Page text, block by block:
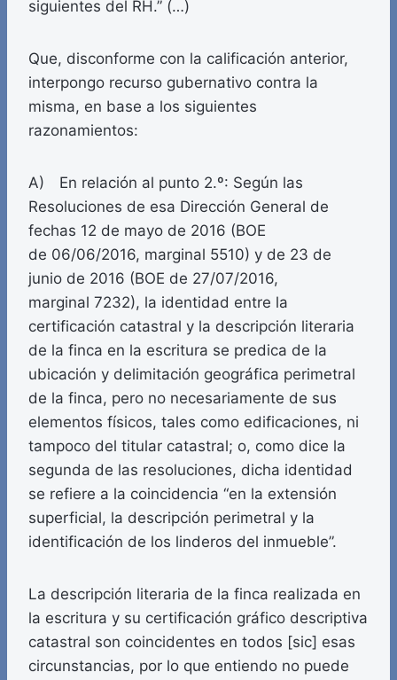
siguientes del RH.” (…)
Que, disconforme con la calificación anterior,
interpongo recurso gubernativo contra la
misma, en base a los siguientes
razonamientos:
A) En relación al punto 2.º: Según las
Resoluciones de esa Dirección General de
fechas 12 de mayo de 2016 (BOE
de 06/06/2016, marginal 5510) y de 23 de
junio de 2016 (BOE de 27/07/2016,
marginal 7232), la identidad entre la
certificación catastral y la descripción literaria
de la finca en la escritura se predica de la
ubicación y delimitación geográfica perimetral
de la finca, pero no necesariamente de sus
elementos físicos, tales como edificaciones, ni
tampoco del titular catastral; o, como dice la
segunda de las resoluciones, dicha identidad
se refiere a la coincidencia “en la extensión
superficial, la descripción perimetral y la
identificación de los linderos del inmueble”.
La descripción literaria de la finca realizada en
la escritura y su certificación gráfico descriptiva
catastral son coincidentes en todos [sic] esas
circunstancias, por lo que entiendo no puede